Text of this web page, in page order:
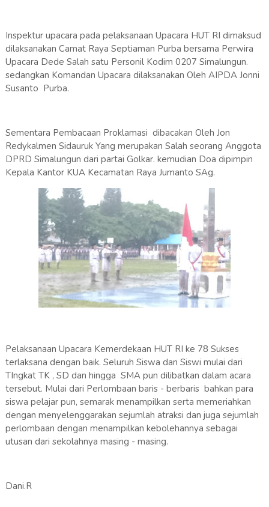
Inspektur upacara pada pelaksanaan Upacara HUT RI dimaksud
dilaksanakan Camat Raya Septiaman Purba bersama Perwira
Upacara Dede Salah satu Personil Kodim 0207 Simalungun.
sedangkan Komandan Upacara dilaksanakan Oleh AIPDA Jonni
Susanto Purba.
Sementara Pembacaan Proklamasi dibacakan Oleh Jon
Redykalmen Sidauruk Yang merupakan Salah seorang Anggota
DPRD Simalungun dari partai Golkar. kemudian Doa dipimpin
Kepala Kantor KUA Kecamatan Raya Jumanto SAg.
Pelaksanaan Upacara Kemerdekaan HUT RI ke 78 Sukses
terlaksana dengan baik. Seluruh Siswa dan Siswi mulai dari
TIngkat TK , SD dan hingga SMA pun dilibatkan dalam acara
tersebut. Mulai dari Perlombaan baris - berbaris bahkan para
siswa pelajar pun, semarak menampilkan serta memeriahkan
dengan menyelenggarakan sejumlah atraksi dan juga sejumlah
perlombaan dengan menampilkan kebolehannya sebagai
utusan dari sekolahnya masing - masing.
Dani.R